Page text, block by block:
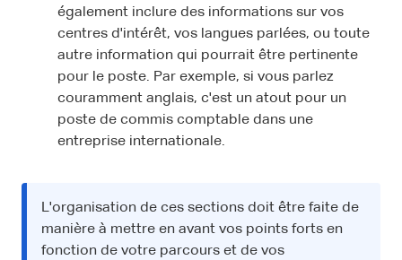
également inclure des informations sur vos
centres d'intérêt, vos langues parlées, ou toute
autre information qui pourrait être pertinente
pour le poste. Par exemple, si vous parlez
couramment anglais, c'est un atout pour un
poste de commis comptable dans une
entreprise internationale.
L'organisation de ces sections doit être faite de
manière à mettre en avant vos points forts en
fonction de votre parcours et de vos